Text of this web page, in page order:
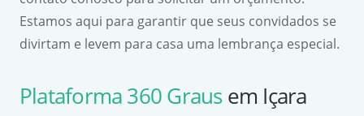
Estamos aqui para garantir que seus convidados se
divirtam e levem para casa uma lembrança especial.
Plataforma 360 Grausem Içara